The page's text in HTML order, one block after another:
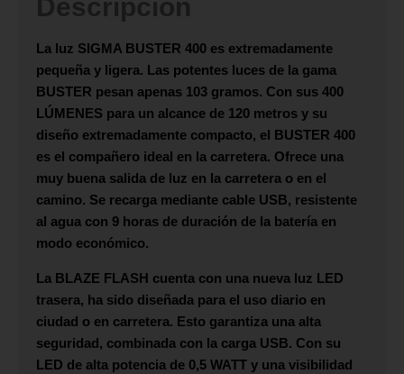
Descripción
La luz SIGMA BUSTER 400 es extremadamente
pequeña y ligera. Las potentes luces de la gama
BUSTER pesan apenas 103 gramos. Con sus 400
LÚMENES para un alcance de 120 metros y su
diseño extremadamente compacto, el BUSTER 400
es el compañero ideal en la carretera. Ofrece una
muy buena salida de luz en la carretera o en el
camino. Se recarga mediante cable USB, resistente
al agua con 9 horas de duración de la batería en
modo económico.
La BLAZE FLASH cuenta con una nueva luz LED
trasera, ha sido diseñada para el uso diario en
ciudad o en carretera. Esto garantiza una alta
seguridad, combinada con la carga USB. Con su
LED de alta potencia de 0,5 WATT y una visibilidad